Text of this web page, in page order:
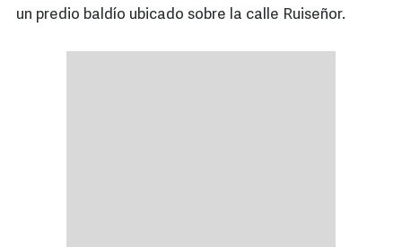
un predio baldío ubicado sobre la calle Ruiseñor.